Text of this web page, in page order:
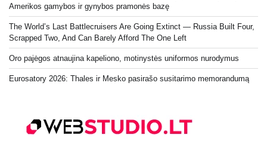
Amerikos gamybos ir gynybos pramonės bazę
The World’s Last Battlecruisers Are Going Extinct — Russia Built Four,
Scrapped Two, And Can Barely Afford The One Left
Oro pajėgos atnaujina kapeliono, motinystės uniformos nurodymus
Eurosatory 2026: Thales ir Mesko pasirašo susitarimo memorandumą